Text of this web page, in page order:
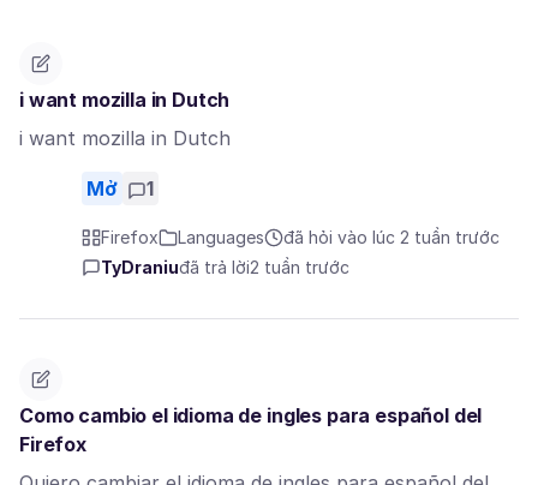
i want mozilla in Dutch
i want mozilla in Dutch
Mở 1
Firefox Languages
đã hỏi vào lúc 2 tuần trước
TyDraniuđã trả lời2 tuần trước
Como cambio el idioma de ingles para español del
Firefox